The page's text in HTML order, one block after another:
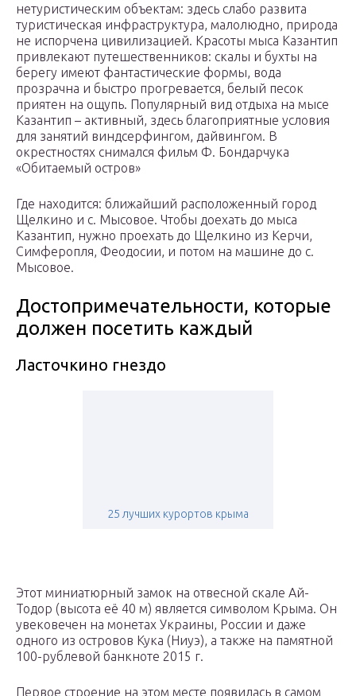
нетуристическим объектам: здесь слабо развита
туристическая инфраструктура, малолюдно, природа
не испорчена цивилизацией. Красоты мыса Казантип
привлекают путешественников: скалы и бухты на
берегу имеют фантастические формы, вода
прозрачна и быстро прогревается, белый песок
приятен на ощупь. Популярный вид отдыха на мысе
Казантип – активный, здесь благоприятные условия
для занятий виндсерфингом, дайвингом. В
окрестностях снимался фильм Ф. Бондарчука
«Обитаемый остров»
Где находится: ближайший расположенный город
Щелкино и с. Мысовое. Чтобы доехать до мыса
Казантип, нужно проехать до Щелкино из Керчи,
Симферопля, Феодосии, и потом на машине до с.
Мысовое.
Достопримечательности, которые
должен посетить каждый
Ласточкино гнездо
25 лучших курортов крыма
Этот миниатюрный замок на отвесной скале Ай-
Тодор (высота её 40 м) является символом Крыма. Он
увековечен на монетах Украины, России и даже
одного из островов Кука (Ниуэ), а также на памятной
100-рублевой банкноте 2015 г.
Первое строение на этом месте появилась в самом